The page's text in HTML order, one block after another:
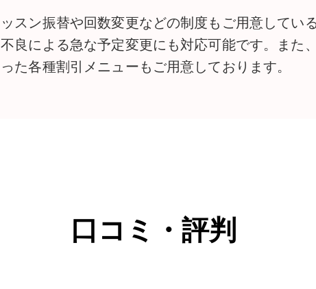
スン振替や回数変更などの制度もご用意してい
良による急な予定変更にも対応可能です。また
た各種割引メニューもご用意しております。
口コミ・評判